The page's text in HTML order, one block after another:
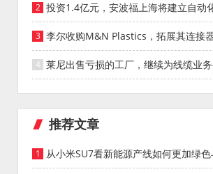
投资1.4亿元，安波福上海将建立自动
能仓库
李尔收购M&N Plastics，拓展其连接
统业务
莱尼出售亏损的工厂，继续为线缆业务
投资者
推荐文章
从小米SU7看新能源产线如何更加绿色
能